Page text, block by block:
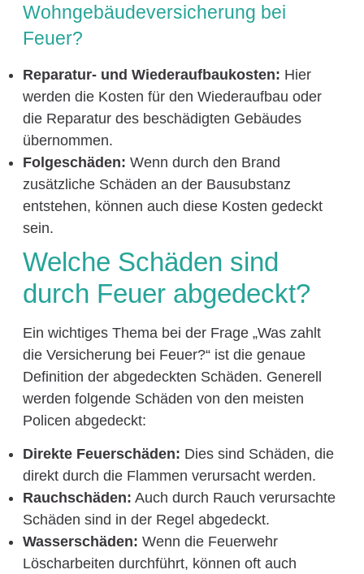
Wohngebäudeversicherung bei
Feuer?
Reparatur- und Wiederaufbaukosten: Hier
werden die Kosten für den Wiederaufbau oder
die Reparatur des beschädigten Gebäudes
übernommen.
Folgeschäden: Wenn durch den Brand
zusätzliche Schäden an der Bausubstanz
entstehen, können auch diese Kosten gedeckt
sein.
Welche Schäden sind
durch Feuer abgedeckt?
Ein wichtiges Thema bei der Frage „Was zahlt
die Versicherung bei Feuer?“ ist die genaue
Definition der abgedeckten Schäden. Generell
werden folgende Schäden von den meisten
Policen abgedeckt:
Direkte Feuerschäden: Dies sind Schäden, die
direkt durch die Flammen verursacht werden.
Rauchschäden: Auch durch Rauch verursachte
Schäden sind in der Regel abgedeckt.
Wasserschäden: Wenn die Feuerwehr
Löscharbeiten durchführt, können oft auch